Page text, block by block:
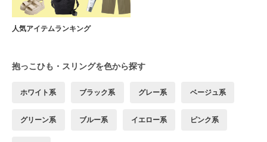
人気アイテムランキング
抱っこひも・スリングを色から探す
ホワイト系 ブラック系 グレー系 ベージュ系
グリーン系 ブルー系 イエロー系 ピンク系